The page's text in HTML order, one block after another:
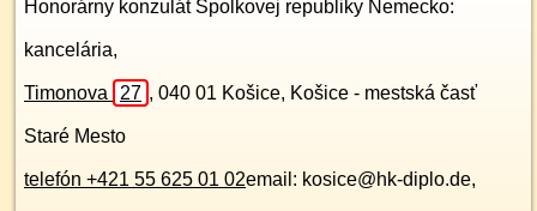
Honorárny konzulát Spolkovej republiky Nemecko:
kancelária,
Timonova 27 , 040 01 Košice, Košice - mestská časť
Staré Mesto
telefón +421 55 625 01 02email: kosice@hk-diplo.de,